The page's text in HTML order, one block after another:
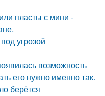
пласты с мини -
угрозой
возможность
его нужно именно так.
берётся